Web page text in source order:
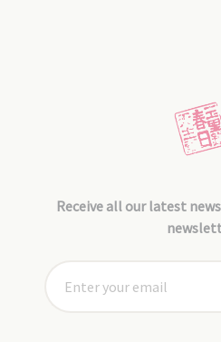
Receive all our latest